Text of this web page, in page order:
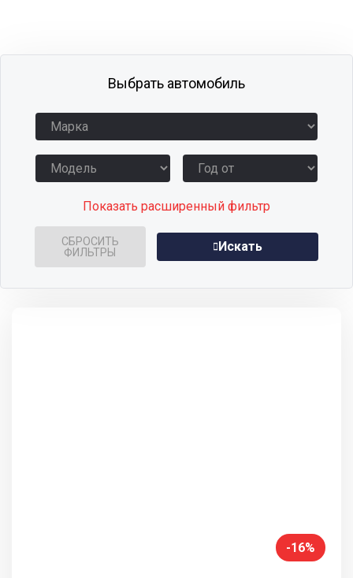
Выбрать автомобиль
Показать расширенный фильтр
СБРОСИТЬ
ФИЛЬТРЫ
Искать
-16%